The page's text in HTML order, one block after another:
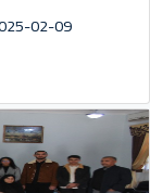
02-09